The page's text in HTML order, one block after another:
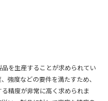
を生産することが求められてい
強度などの要件を満たすため、
精度が非常に高く求められま